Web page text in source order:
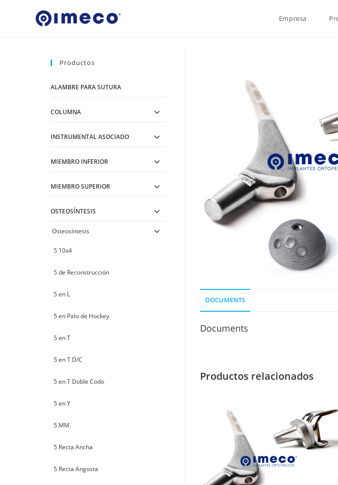
Empresa
DOCUMENTS
Documents
Productos relacionados
Productos
ALAMBRE PARA SUTURA
COLUMNA
INSTRUMENTAL ASOCIADO
MIEMBRO INFERIOR
MIEMBRO SUPERIOR
OSTEOSÍNTESIS
Osteosíntesis
5 10x4
5 de Reconstrucción
5 en L
5 en Palo de Hockey
5 en T
5 en T D/C
5 en T Doble Codo
5 en Y
5 MM.
5 Recta Ancha
5 Recta Angosta